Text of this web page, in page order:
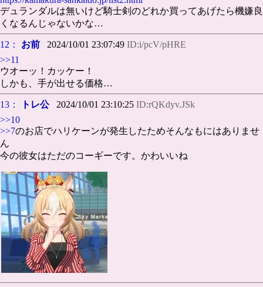
デュランダルは無いけど騎士剣のどれか買ってあげたら機嫌良
くなるんじゃないかな…
12： お前 2024/10/01 23:07:49 ID:i/pcV/pHRE
>>11
ウオーッ！カッケー！
しかも、手が出せる価格…
13： トレ公2024/10/01 23:10:25 ID:rQKdyv.JSk
>>10
>>7のお店でハリケーンが発生したためそんなもにはありませ
ん
今の彼女はただのコーギーです。かわいいね